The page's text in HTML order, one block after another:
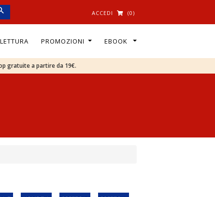
ACCEDI (0)
PROMOZIONI EBOOK
gratuite a partire da 19€.